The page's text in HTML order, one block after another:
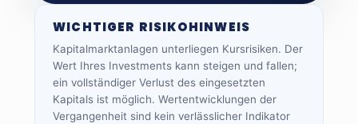
WICHTIGER RISIKOHINWEIS
Kapitalmarktanlagen unterliegen Kursrisiken. Der
Wert Ihres Investments kann steigen und fallen;
ein vollständiger Verlust des eingesetzten
Kapitals ist möglich. Wertentwicklungen der
Vergangenheit sind kein verlässlicher Indikator